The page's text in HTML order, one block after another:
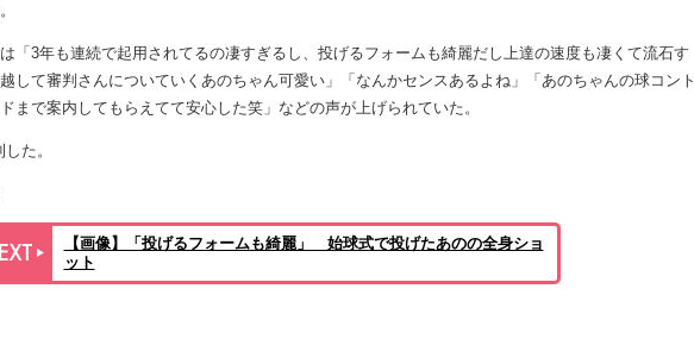
「3年も連続で起用されてるの凄すぎるし、投げるフォームも綺麗だし上達の速度も凄くて流石す
して審判さんについていくあのちゃん可愛い」「なんかセンスあるよね」「あのちゃんの球コント
まで案内してもらえてて安心した笑」などの声が上げられていた。
た。
【画像】「投げるフォームも綺麗」 始球式で投げたあのの全身ショ
ット